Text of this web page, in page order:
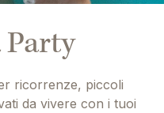
Party
ricorrenze, piccoli
da vivere con i tuoi